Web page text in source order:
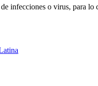
infecciones o virus, para lo